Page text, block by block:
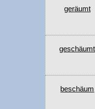
geräumt
geschäumt
beschäum